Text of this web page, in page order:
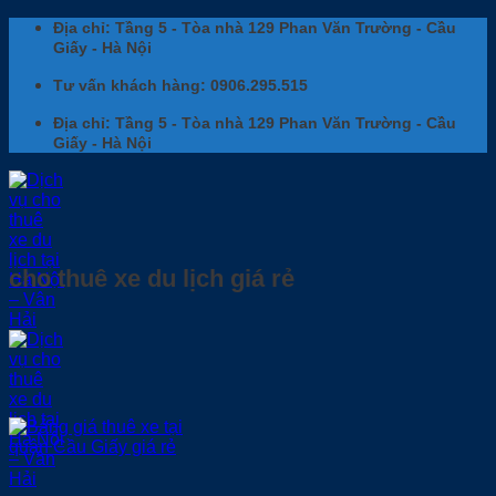
dung
Địa chỉ: Tầng 5 - Tòa nhà 129 Phan Văn Trường - Cầu
Giấy - Hà Nội
Tư vấn khách hàng: 0906.295.515
Địa chỉ: Tầng 5 - Tòa nhà 129 Phan Văn Trường - Cầu
Giấy - Hà Nội
cho thuê xe du lịch giá rẻ